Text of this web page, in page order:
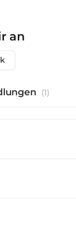
an
(1)